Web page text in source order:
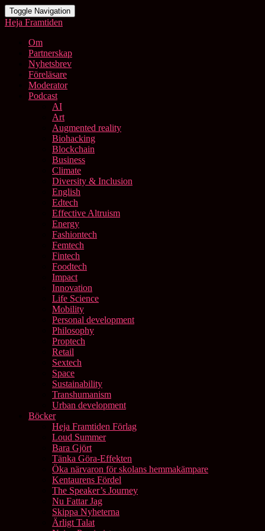
Toggle Navigation
Heja Framtiden
Om
Partnerskap
Nyhetsbrev
Föreläsare
Moderator
Podcast
AI
Art
Augmented reality
Biohacking
Blockchain
Business
Climate
Diversity & Inclusion
English
Edtech
Effective Altruism
Energy
Fashiontech
Femtech
Fintech
Foodtech
Impact
Innovation
Life Science
Mobility
Personal development
Philosophy
Proptech
Retail
Sextech
Space
Sustainability
Transhumanism
Urban development
Böcker
Heja Framtiden Förlag
Loud Summer
Bara Gjört
Tänka Göra-Effekten
Öka närvaron för skolans hemmakämpare
Kentaurens Fördel
The Speaker’s Journey
Nu Fattar Jag
Skippa Nyheterna
Ärligt Talat